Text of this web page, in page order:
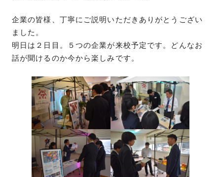
企業の皆様、丁寧にご説明いただきありがとうござい
ました。
明日は２日目。５つの企業が来校予定です。どんなお
話が聞けるのか今から楽しみです。